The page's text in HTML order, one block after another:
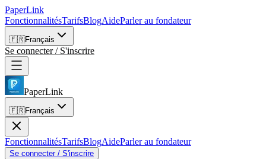
PaperLink
FonctionnalitésTarifsBlogAideParler au fondateur
🇫🇷Français
Se connecter / S'inscrire
PaperLink
🇫🇷Français
FonctionnalitésTarifsBlogAideParler au fondateur
Se connecter / S'inscrire